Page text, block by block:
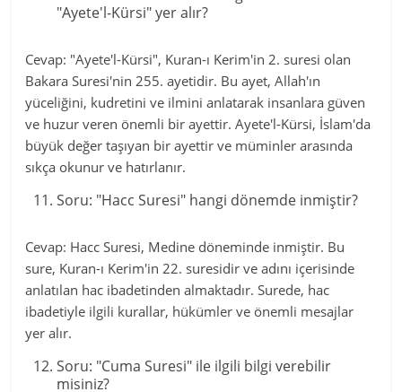
"Ayete'l-Kürsi" yer alır?
Cevap: "Ayete'l-Kürsi", Kuran-ı Kerim'in 2. suresi olan
Bakara Suresi'nin 255. ayetidir. Bu ayet, Allah'ın
yüceliğini, kudretini ve ilmini anlatarak insanlara güven
ve huzur veren önemli bir ayettir. Ayete'l-Kürsi, İslam'da
büyük değer taşıyan bir ayettir ve müminler arasında
sıkça okunur ve hatırlanır.
Soru: "Hacc Suresi" hangi dönemde inmiştir?
Cevap: Hacc Suresi, Medine döneminde inmiştir. Bu
sure, Kuran-ı Kerim'in 22. suresidir ve adını içerisinde
anlatılan hac ibadetinden almaktadır. Surede, hac
ibadetiyle ilgili kurallar, hükümler ve önemli mesajlar
yer alır.
Soru: "Cuma Suresi" ile ilgili bilgi verebilir
misiniz?